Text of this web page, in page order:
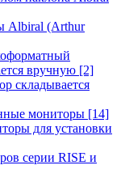
Albiral (Arthur
вручную [2]
складывается
мониторы [14]
для установки
серии RISE и